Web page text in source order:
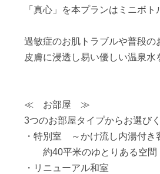
「真心」を本プランはミニボト
過敏症のお肌トラブルや普段の
皮膚に浸透し易い優しい温泉水
≪ お部屋 ≫
3つのお部屋タイプからお選びく
・特別室 ～かけ流し内湯付き
約40平米のゆとりある空間
・リニューアル和室